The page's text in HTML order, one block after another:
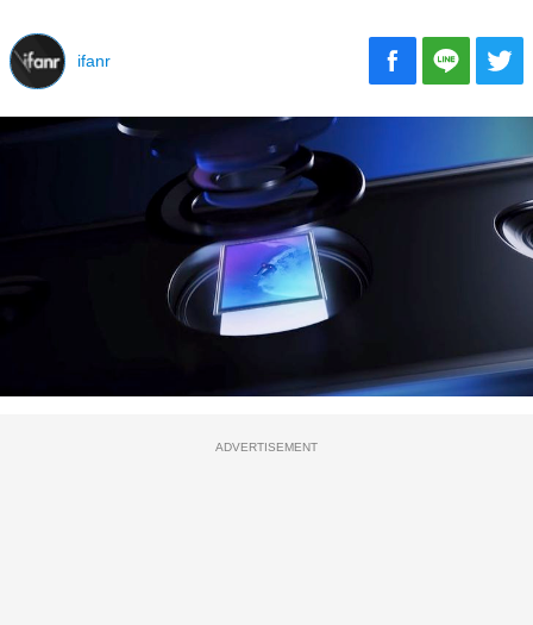
ifanr
ADVERTISEMENT